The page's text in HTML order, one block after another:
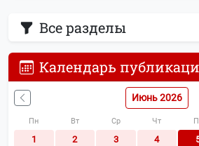
Все разделы
Календарь
Июнь 2026
Пн Вт Ср Чт
1 2 3 4